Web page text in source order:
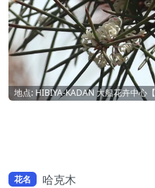
地点: HIBIYA-KADAN 大船花卉中心
花名 哈克木